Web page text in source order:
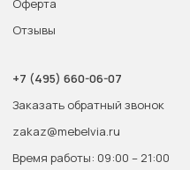
Оферта
Отзывы
+7 (495) 660-06-07
Заказать обратный звонок
zakaz@mebelvia.ru
Время работы: 09:00 – 21:00